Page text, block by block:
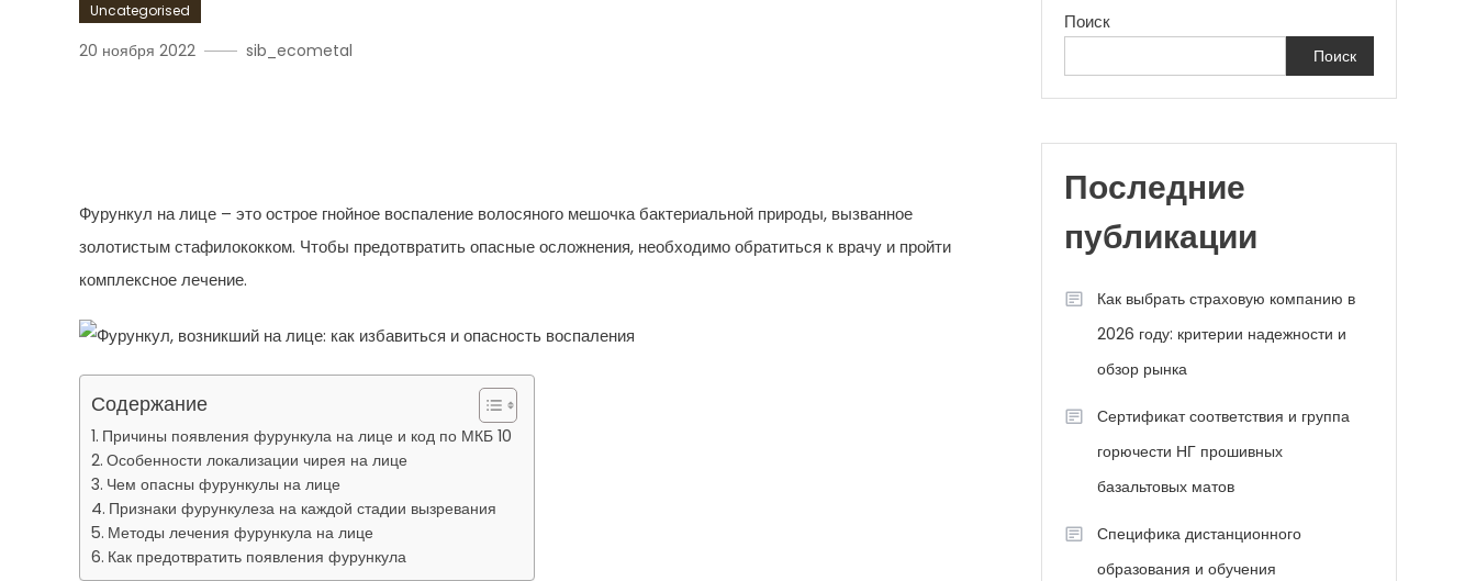
Uncategorised
20 ноября 2022 sib_ecometal
Фурункул на лице – это острое гнойное воспаление волосяного мешочка бактериальной природы, вызванное
золотистым стафилококком. Чтобы предотвратить опасные осложнения, необходимо обратиться к врачу и пройти
комплексное лечение.
Содержание
Причины появления фурункула на лице и код по МКБ 10
Особенности локализации чирея на лице
Чем опасны фурункулы на лице
Признаки фурункулеза на каждой стадии вызревания
Методы лечения фурункула на лице
Как предотвратить появления фурункула
Поиск
Поиск
Последние
публикации
Как выбрать страховую компанию в
2026 году: критерии надежности и
обзор рынка
Сертификат соответствия и группа
горючести НГ прошивных
базальтовых матов
Специфика дистанционного
образования и обучения